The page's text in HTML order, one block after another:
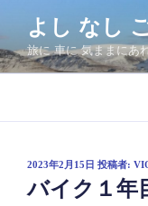
テ
ン
へ
よし なし
旅に 車に 気ままにあ
投
日:
2023年2月15日 投稿者:
バイク１